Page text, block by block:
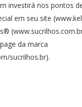
investirá nos pontos
em seu site
da marca
sucrilhos.br).